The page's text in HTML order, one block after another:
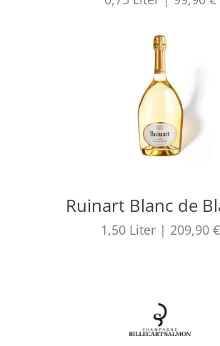
Ruinart Blanc de
1,50 Liter | 209,90 €